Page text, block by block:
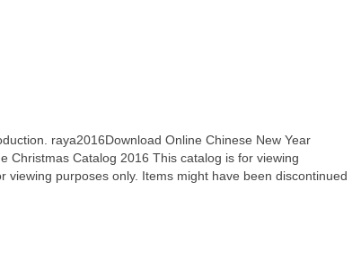
raya2016Download Online Chinese New Year
Christmas Catalog 2016 This catalog is for viewing
purposes only. Items might have been discontinued